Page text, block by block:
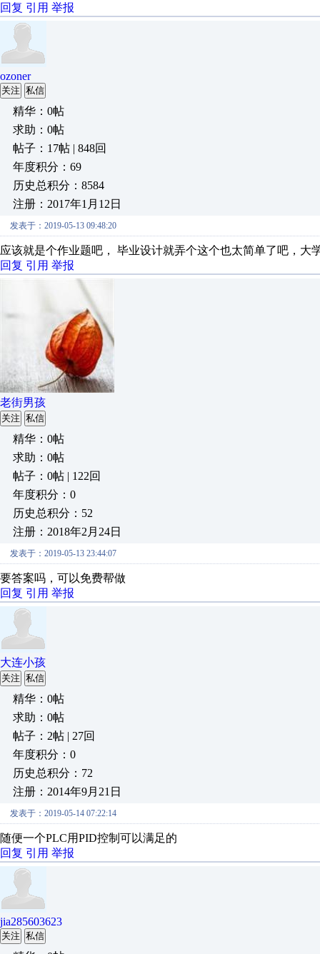
回复 引用 举报
ozoner
关注 私信
精华：0帖
求助：0帖
帖子：17帖 | 848回
年度积分：69
历史总积分：8584
注册：2017年1月12日
发表于：2019-05-13 09:48:20
应该就是个作业题吧， 毕业设计就弄个这个也太简单了吧，大
回复 引用 举报
老街男孩
关注 私信
精华：0帖
求助：0帖
帖子：0帖 | 122回
年度积分：0
历史总积分：52
注册：2018年2月24日
发表于：2019-05-13 23:44:07
要答案吗，可以免费帮做
回复 引用 举报
大连小孩
关注 私信
精华：0帖
求助：0帖
帖子：2帖 | 27回
年度积分：0
历史总积分：72
注册：2014年9月21日
发表于：2019-05-14 07:22:14
随便一个PLC用PID控制可以满足的
回复 引用 举报
jia285603623
关注 私信